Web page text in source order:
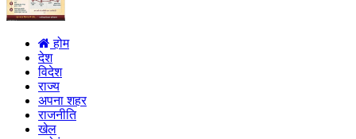
होम
देश
विदेश
राज्य
अपना शहर
राजनीति
खेल